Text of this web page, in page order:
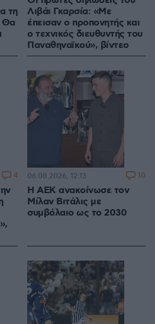
τη
Θα
Λιβάι Γκαρσία: «Με
έπεισαν ο προπονητής και
ο τεχνικός διευθυντής του
Παναθηναϊκού», βίντεο
4
H ΑΕΚ ανακοίνωσε τον
Μίλαν Βιτάλις με
συμβόλαιο ως το 2030
06.08.2026, 12:13 10